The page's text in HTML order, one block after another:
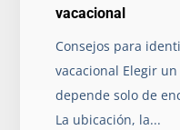
vacacional
Consejos para
vacacional Elegir
depende solo de
La ubicación, la...